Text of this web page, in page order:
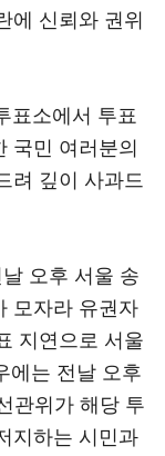
에 신뢰와 권위
표소에서 투표
국민 여러분의
려 깊이 사과드
오후 서울 송
모자라 유권자
지연으로 서울
에는 전날 오후
관위가 해당 투
지하는 시민과